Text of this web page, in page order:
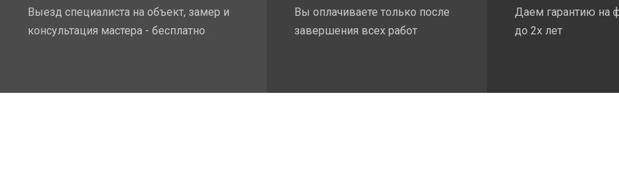
Выезд специалиста на объект, замер и
консультация мастера - бесплатно
Вы оплачиваете только после
завершения всех работ
Даем гарантию на
до 2х лет